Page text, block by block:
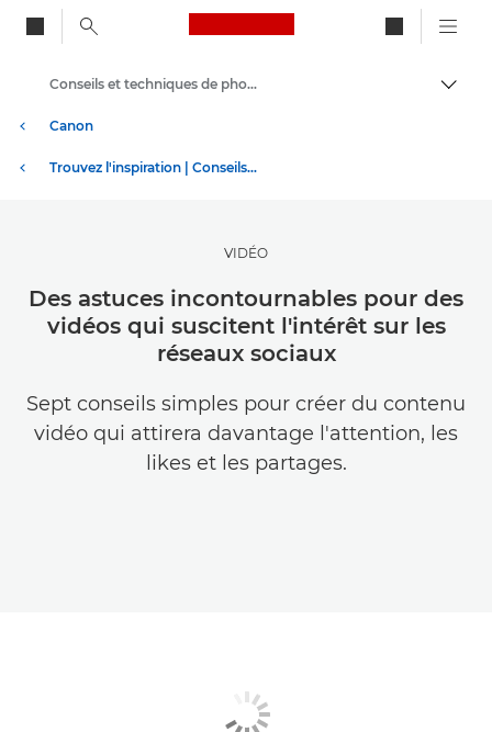
Canon Logo, back to
Canon
Trouvez l'inspiration | Conseils de photographie et d'impression et guides de l'acheteur
Conseils et techniques de photographie et d'impression
VIDÉO
Des astuces incontournables pour des
vidéos qui suscitent l'intérêt sur les
réseaux sociaux
Sept conseils simples pour créer du contenu
vidéo qui attirera davantage l'attention, les
likes et les partages.